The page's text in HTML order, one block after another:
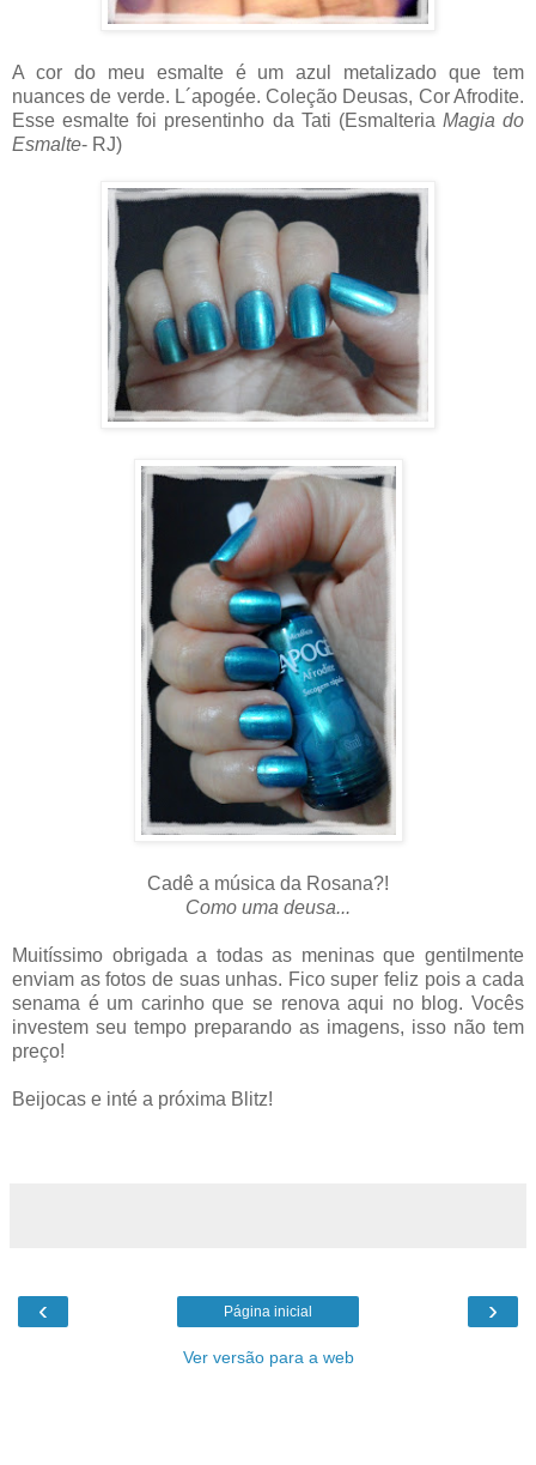
A cor do meu esmalte é um azul metalizado que tem
nuances de verde. L´apogée. Coleção Deusas, Cor Afrodite.
Esse esmalte foi presentinho da Tati (Esmalteria Magia do
Esmalte- RJ)
Cadê a música da Rosana?!
Como uma deusa...
Muitíssimo obrigada a todas as meninas que gentilmente
enviam as fotos de suas unhas. Fico super feliz pois a cada
senama é um carinho que se renova aqui no blog. Vocês
investem seu tempo preparando as imagens, isso não tem
preço!
Beijocas e inté a próxima Blitz!
‹ ›
Página inicial
Ver versão para a web